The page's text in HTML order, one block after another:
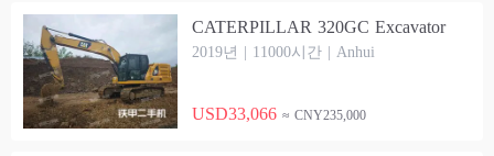
CATERPILLAR 320GC Excavator
2019년 | 11000시간 | Anhui
USD33,066 ≈ CNY235,000